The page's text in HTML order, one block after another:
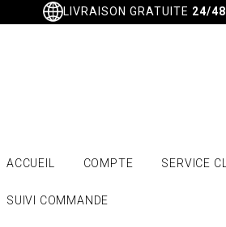
LIVRAISON GRATUITE 24/
ACCUEIL COMPTE SERVICE
SUIVI COMMANDE